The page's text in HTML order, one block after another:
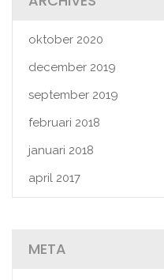
oktober 2020
december 2019
september 2019
februari 2018
januari 2018
april 2017
META